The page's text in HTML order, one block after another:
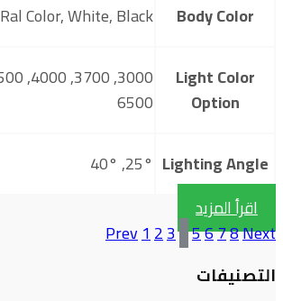
Body Color
Ral Color, White, Black
Light Color
Option
6500
Lighting Angle
25°, 40°
اقرأ المزيد
Prev123 5678Next
التصنيفات